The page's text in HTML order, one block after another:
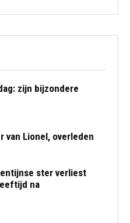
zijn bijzondere
van Lionel, overleden
ster verliest
na